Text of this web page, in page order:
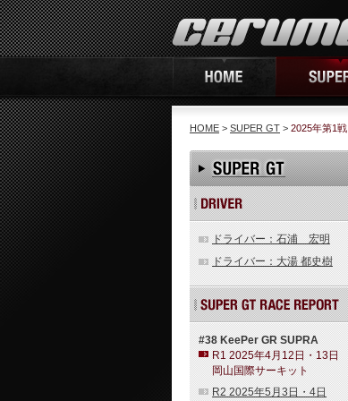
HOME > SUPER GT > 2025年第1戦
ドライバー：石浦 宏明
ドライバー：大湯 都史樹
#38 KeePer GR SUPRA
R1 2025年4月12日・13日
岡山国際サーキット
R2 2025年5月3日・4日